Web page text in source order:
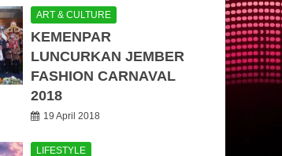
ART & CULTURE
KEMENPAR
LUNCURKAN JEMBER
FASHION CARNAVAL
2018
19 April 2018
LIFESTYLE